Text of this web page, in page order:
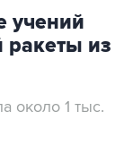
учений
ракеты из
около 1 тыс.